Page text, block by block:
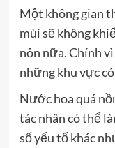
Một không gian
mùi sẽ không
nôn nữa. Chính
những khu vực
Nước hoa quá
tác nhân có thể
số yếu tố khác